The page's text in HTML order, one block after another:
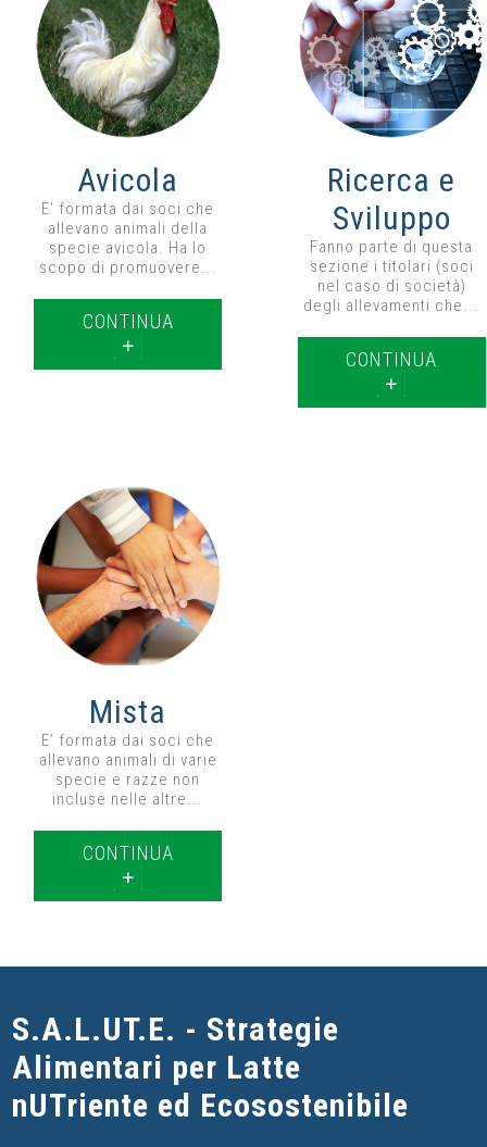
Avicola
E’ formata dai soci che
allevano animali della
specie avicola. Ha lo
scopo di promuovere...
CONTINUA
Ricerca e
Sviluppo
Fanno parte di questa
sezione i titolari (soci
nel caso di società)
degli allevamenti che...
CONTINUA
Mista
E’ formata dai soci che
allevano animali di varie
specie e razze non
incluse nelle altre...
CONTINUA
S.A.L.UT.E. - Strategie
Alimentari per Latte
nUTriente ed Ecosostenibile